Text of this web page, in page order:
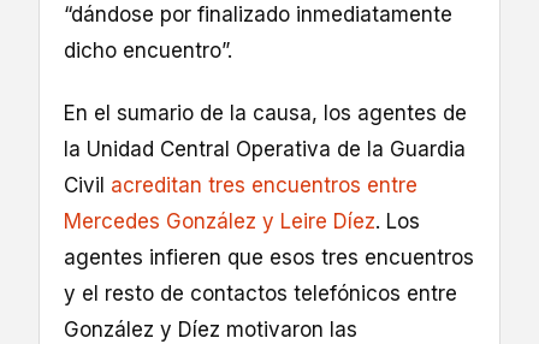
“dándose por finalizado inmediatamente
dicho encuentro”.
En el sumario de la causa, los agentes de
la Unidad Central Operativa de la Guardia
Civil acreditan tres encuentros entre
Mercedes González y Leire Díez. Los
agentes infieren que esos tres encuentros
y el resto de contactos telefónicos entre
González y Díez motivaron las